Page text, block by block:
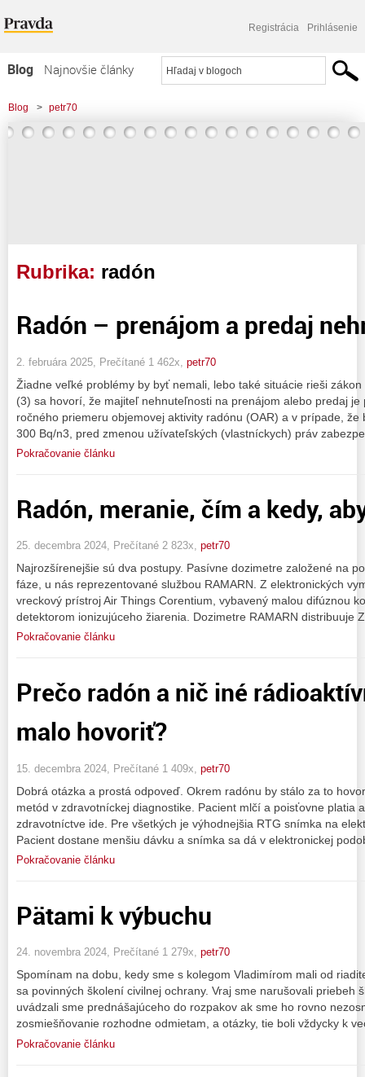
Registrácia Prihlásenie
Blog
Najnovšie články
Najčítanejšie články
Najkomentovanejšie články
Blog > petr70
Rubrika: radón
Radón – prenájom a predaj
2. februára 2025, Prečítané 1 462x, petr70
Žiadne veľké problémy by byť nemali, lebo také situácie rieši
(3) sa hovorí, že majiteľ nehnuteľnosti na prenájom alebo predaj
ročného priemeru objemovej aktivity radónu (OAR) a v prípade, že
300 Bq/n3, pred zmenou užívateľských (vlastníckych) práv
Pokračovanie článku
Radón, meranie, čím a kedy,
25. decembra 2024, Prečítané 2 823x, petr70
Najrozšírenejšie sú dva postupy. Pasívne dozimetre založené na
fáze, u nás reprezentované službou RAMARN. Z elektronických
vreckový prístroj Air Things Corentium, vybavený malou difúznou
detektorom ionizujúceho žiarenia. Dozimetre RAMARN distribuuje
Pokračovanie článku
Prečo radón a nič iné
malo hovoriť?
15. decembra 2024, Prečítané 1 409x, petr70
Dobrá otázka a prostá odpoveď. Okrem radónu by stálo za to
metód v zdravotníckej diagnostike. Pacient mlčí a poisťovne platia
zdravotníctve ide. Pre všetkých je výhodnejšia RTG snímka na
Pacient dostane menšiu dávku a snímka sa dá v elektronickej
Pokračovanie článku
Pätami k výbuchu
24. novembra 2024, Prečítané 1 279x, petr70
Spomínam na dobu, kedy sme s kolegom Vladimírom mali od
sa povinných školení civilnej ochrany. Vraj sme narušovali priebeh
uvádzali sme prednášajúceho do rozpakov ak sme ho rovno
zosmiešňovanie rozhodne odmietam, a otázky, tie boli vždycky k
Pokračovanie článku